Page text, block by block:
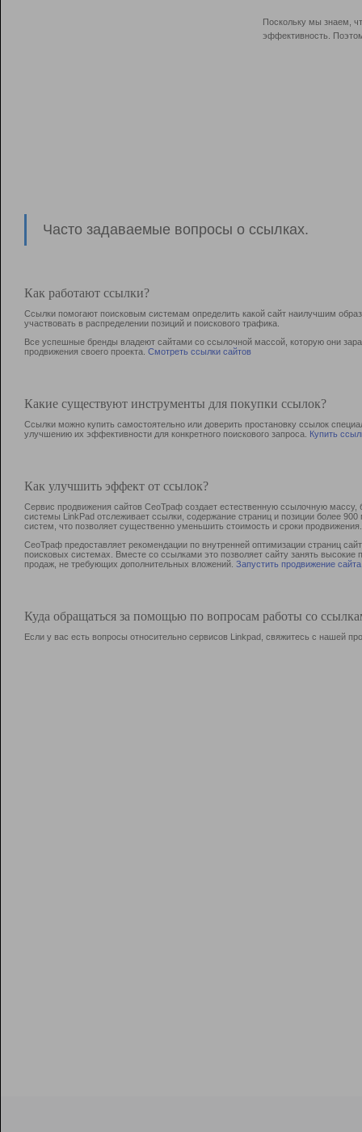
Поскольку мы знаем,
эффективность.
Часто задаваемые вопросы о ссылках.
Как работают ссылки?
Ссылки помогают поисковым системам определить какой сайт наилучшим
участвовать в раcпределении позиций и поискового трафика.
Все успешные бренды владеют сайтами со ссылочной массой, которую они
продвижения своего проекта. Смотреть ссылки сайтов
Какие существуют инструменты для покупки ссылок?
Ссылки можно купить самостоятельно или доверить простановку ссылок
улучшению их эффективности для конкретного поискового запроса. Купить
Как улучшить эффект от ссылок?
Сервис продвижения сайтов СеоТраф создает естественную ссылочную
системы LinkPad отслеживает ссылки, содержание страниц и позиции более
систем, что позволяет существенно уменьшить стоимость и сроки продвижения.
СеоТраф предоставляет рекомендации по внутренней оптимизации страниц
поисковых системах. Вместе со ссылками это позволяет сайту занять
продаж, не требующих дополнительных вложений. Запустить продвижение сайта
Куда обращаться за помощью по вопросам работы со
Если у вас есть вопросы относительно сервисов Linkpad, свяжитесь с нашей